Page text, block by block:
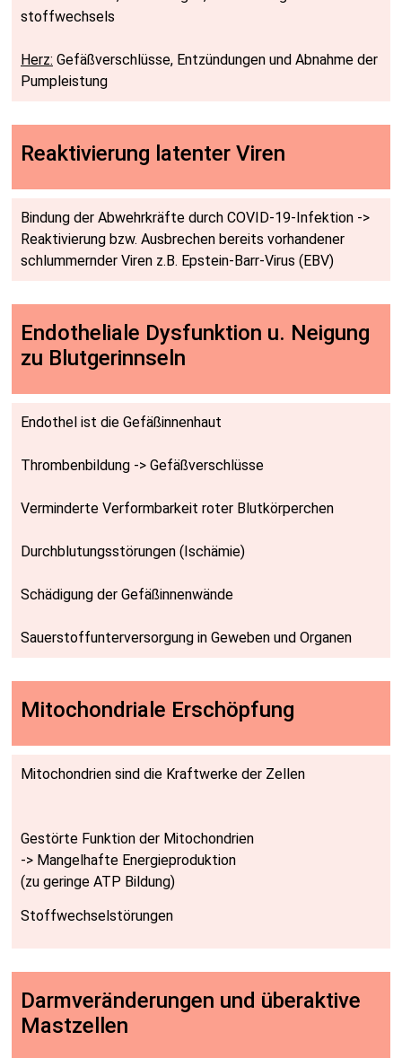
stoff­wech­sels
Herz: Gefäß­ver­schlüs­se, Entzün­dungen und Abnahme der
Pump­leistung
Reakti­vierung latenter Viren
Bindung der Ab­­wehr­kräfte durch COVID-19-Infektion ->
Re­ak­ti­vierung bzw. Ausbrechen bereits vor­handen­er
schlum­mernder Viren z.B. Epstein-Barr-Virus (EBV)
Endo­theliale Dys­funktion u. Neigung
zu Blut­gerin­nseln
Endothel ist die Gefäß­innenhaut
Thromben­bildung -> Gefäß­ver­schlüsse
Verminderte Verform­barkeit roter Blut­körperchen
Durch­blut­ungs­störungen (Ischämie)
Schädigung der Gefäß­innen­wände
Sauerstoff­unter­ver­sorgung in Geweben und Organen
Mito­chon­driale Er­schöp­­fung
Mito­chond­rien sind die Kraftwerke der Zellen
Gestörte Funktion der Mito­chondrien
-> Mangel­hafte Energie­produktion
(zu geringe ATP­ Bildung)
Stoff­wechsel­störungen
Darm­ver­än­derun­gen und über­aktive
Mast­zellen